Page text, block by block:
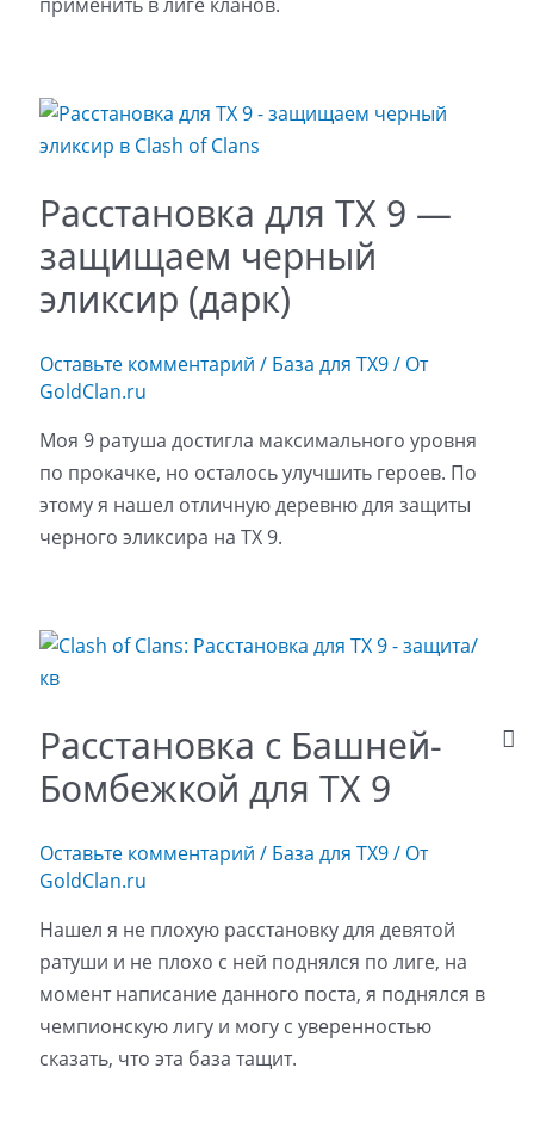
Расстановка для ТХ 9 —
защищаем черный
эликсир (дарк)
Оставьте комментарий / База для ТХ9/ От
GoldClan.ru
Моя 9 ратуша достигла максимального уровня
по прокачке, но осталось улучшить героев. По
этому я нашел отличную деревню для защиты
черного эликсира на ТХ 9.
Расстановка с Башней-
Бомбежкой для ТХ 9
Оставьте комментарий / База для ТХ9/ От
GoldClan.ru
Нашел я не плохую расстановку для девятой
ратуши и не плохо с ней поднялся по лиге, на
момент написание данного поста, я поднялся в
чемпионскую лигу и могу с уверенностью
сказать, что эта база тащит.